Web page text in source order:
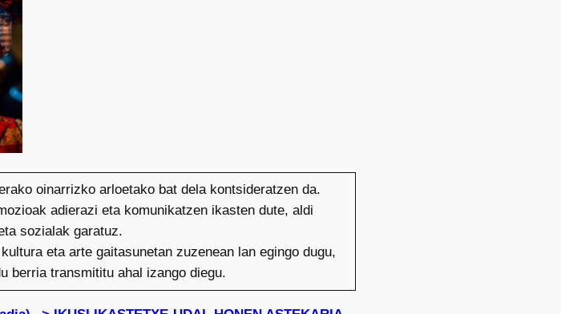
oinarrizko arloetako bat dela kontsideratzen da.
adierazi eta komunikatzen ikasten dute, aldi
sozialak garatuz.
eta arte gaitasunetan zuzenean lan egingo dugu,
berria transmititu ahal izango diegu.